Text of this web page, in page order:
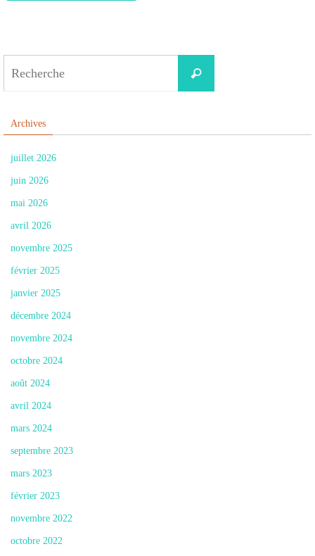
Recherche
Archives
juillet 2026
juin 2026
mai 2026
avril 2026
novembre 2025
février 2025
janvier 2025
décembre 2024
novembre 2024
octobre 2024
août 2024
avril 2024
mars 2024
septembre 2023
mars 2023
février 2023
novembre 2022
octobre 2022